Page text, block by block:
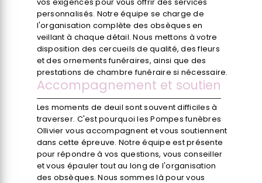
vos exigences pour vous offrir des services
personnalisés. Notre équipe se charge de
l'organisation complète des obsèques en
veillant à chaque détail. Nous mettons à votre
disposition des cercueils de qualité, des fleurs
et des ornements funéraires, ainsi que des
prestations de chambre funéraire si nécessaire.
Accompagnement et soutien
Les moments de deuil sont souvent difficiles à
traverser. C'est pourquoi les Pompes funèbres
Ollivier vous accompagnent et vous soutiennent
dans cette épreuve. Notre équipe est présente
pour répondre à vos questions, vous conseiller
et vous épauler tout au long de l'organisation
des obsèques. Nous sommes là pour vous